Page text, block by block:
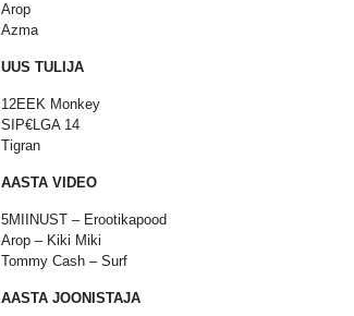
Arop
Azma
UUS TULIJA
12EEK Monkey
SIP€LGA 14
Tigran
AASTA VIDEO
5MIINUST – Erootikapood
Arop – Kiki Miki
Tommy Cash – Surf
AASTA JOONISTAJA